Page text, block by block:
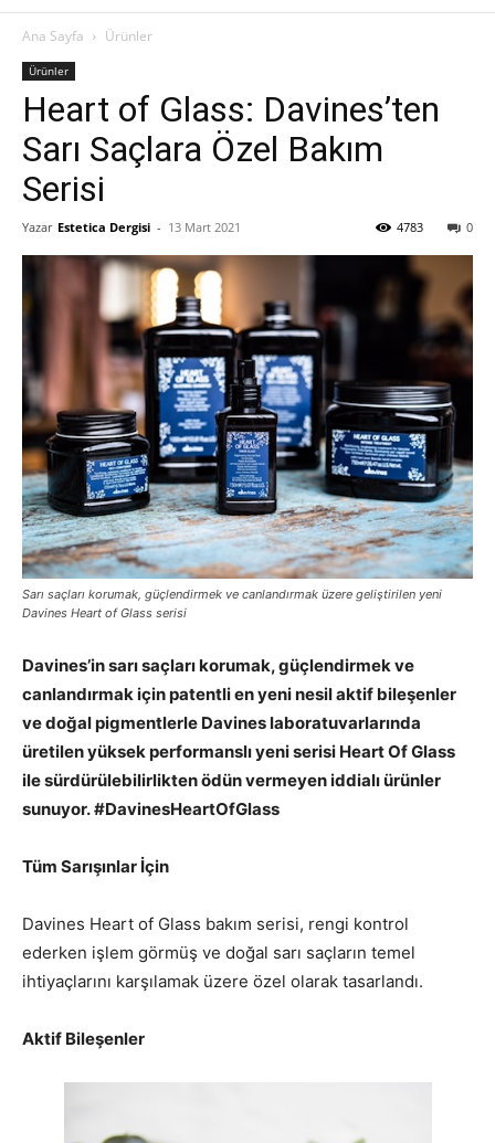
Ana Sayfa Ürünler
Ürünler
Heart of Glass: Davines’ten
Sarı Saçlara Özel Bakım
Serisi
Yazar Estetica Dergisi - 13 Mart 2021 0
4783
Sarı saçları korumak, güçlendirmek ve canlandırmak üzere geliştirilen yeni
Davines Heart of Glass serisi
Davines’in sarı saçları korumak, güçlendirmek ve
canlandırmak için patentli en yeni nesil aktif bileşenler
ve doğal pigmentlerle Davines laboratuvarlarında
üretilen yüksek performanslı yeni serisi Heart Of Glass
ile sürdürülebilirlikten ödün vermeyen iddialı ürünler
sunuyor. #DavinesHeartOfGlass
Tüm Sarışınlar İçin
Davines Heart of Glass bakım serisi, rengi kontrol
ederken işlem görmüş ve doğal sarı saçların temel
ihtiyaçlarını karşılamak üzere özel olarak tasarlandı.
Aktif Bileşenler